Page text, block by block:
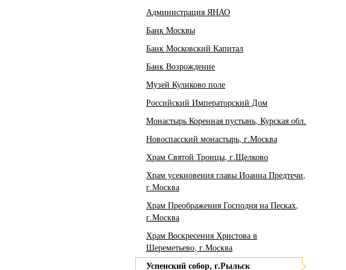
Администрация ЯНАО
Банк Москвы
Банк Московский Капитал
Банк Возрождение
Музей Куликово поле
Российский Императорский Дом
Монастырь Коренная пустынь, Курская обл.
Новоспасский монастырь, г.Москва
Храм Святой Троицы, г.Щелково
Храм усекновения главы Иоанна Предтечи,
г.Москва
Храм Преображения Господня на Песках,
г.Москва
Храм Воскресения Христова в
Шереметьево, г.Москва
Успенский собор, г.Рыльск